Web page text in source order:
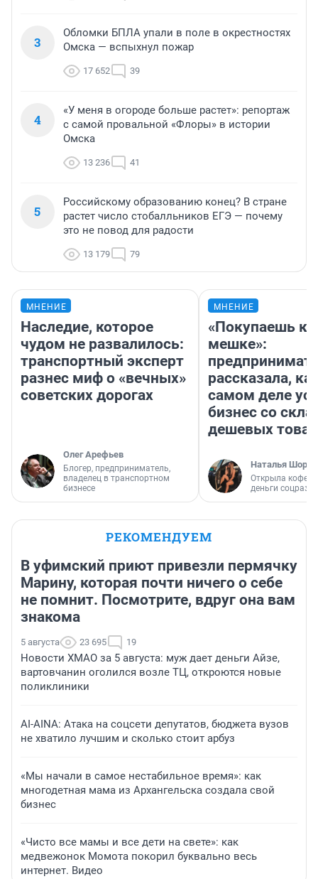
3
Обломки БПЛА упали в поле в окрестностях
Омска — вспыхнул пожар
17 652 39
4
«У меня в огороде больше растет»: репортаж
с самой провальной «Флоры» в истории
Омска
13 236 41
5
Российскому образованию конец? В стране
растет число стобалльников ЕГЭ — почему
это не повод для радости
13 179 79
МНЕНИЕ
Наследие, которое
чудом не развалилось:
транспортный эксперт
разнес миф о «вечных»
советских дорогах
Олег Арефьев
Блогер, предприниматель,
владелец в транспортном
бизнесе
МНЕНИЕ
«Покупаешь
мешке»:
рассказала,
самом деле
бизнес со
дешевых
Наталья
Открыла
деньги
РЕКОМЕНДУЕМ
В уфимский приют привезли пермячку
Марину, которая почти ничего о себе
не помнит. Посмотрите, вдруг она вам
знакома
5 августа 23 695 19
Новости ХМАО за 5 августа: муж дает деньги Айзе,
вартовчанин оголился возле ТЦ, откроются новые
поликлиники
AI-AINA: Атака на соцсети депутатов, бюджета вузов
не хватило лучшим и сколько стоит арбуз
«Мы начали в самое нестабильное время»: как
многодетная мама из Архангельска создала свой
бизнес
«Чисто все мамы и все дети на свете»: как
медвежонок Момота покорил буквально весь
интернет. Видео